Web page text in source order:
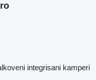
integrisani kamperi